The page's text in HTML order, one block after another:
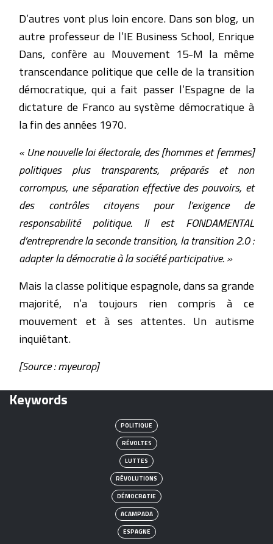
D’autres vont plus loin encore. Dans son blog, un
autre professeur de l’IE Business School, Enrique
Dans, confère au Mouvement 15-M la même
transcendance politique que celle de la transition
démocratique, qui a fait passer l’Espagne de la
dictature de Franco au système démocratique à
la fin des années 1970.
« Une nouvelle loi électorale, des [hommes et femmes]
politiques plus transparents, préparés et non
corrompus, une séparation effective des pouvoirs, et
des contrôles citoyens pour l’exigence de
responsabilité politique. Il est FONDAMENTAL
d’entreprendre la seconde transition, la transition 2.0 :
adapter la démocratie à la société participative. »
Mais la classe politique espagnole, dans sa grande
majorité, n’a toujours rien compris à ce
mouvement et à ses attentes. Un autisme
inquiétant.
[Source : myeurop]
Keywords
POLITIQUE
RÉVOLTES
LUTTES
RÉVOLUTIONS
DÉMOCRATIE
ACAMPADA
ESPAGNE